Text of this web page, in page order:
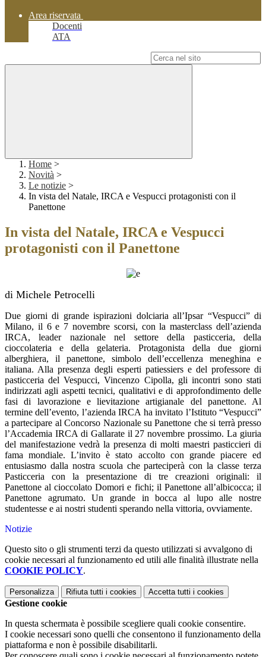
Area riservata
Docenti
ATA
Home >
Novità >
Le notizie >
In vista del Natale, IRCA e Vespucci protagonisti con il
Panettone
In vista del Natale, IRCA e Vespucci
protagonisti con il Panettone
di Michele Petrocelli
Due giorni di grande ispirazioni dolciaria all’Ipsar “Vespucci” di
Milano, il 6 e 7 novembre scorsi, con la masterclass dell’azienda
IRCA, leader nazionale nel settore della pasticceria, della
cioccolateria e della gelateria. Protagonista della due giorni
alberghiera, il panettone, simbolo dell’eccellenza meneghina e
italiana. Alla presenza degli esperti patiessiers e del professore di
pasticceria del Vespucci, Vincenzo Cipolla, gli incontri sono stati
indirizzati agli aspetti tecnici, qualitativi e di approfondimento delle
fasi di lavorazione e lievitazione artigianale del panettone. Al
termine dell’evento, l’azienda IRCA ha invitato l’Istituto “Vespucci”
a partecipare al Concorso Nazionale su Panettone che si terrà presso
l’Accademia IRCA di Gallarate il 27 novembre prossimo. La giuria
del manifestazione vedrà la presenza di molti maestri pasticcieri di
fama mondiale. L’invito è stato accolto con grande piacere ed
entusiasmo dalla nostra scuola che parteciperà con la classe terza
Pasticceria con la presentazione di tre creazioni originali: il
Panettone al cioccolato Domori e fichi; il Panettone all’albicocca; il
Panettone agrumato. Un grande in bocca al lupo alle nostre
studentesse e ai nostri studenti sperando nella vittoria, ovviamente.
Notizie
Questo sito o gli strumenti terzi da questo utilizzati si avvalgono di
cookie necessari al funzionamento ed utili alle finalità illustrate nella
COOKIE POLICY.
Personalizza Rifiuta tutti i cookies Accetta tutti i cookies
Gestione cookie
In questa schermata è possibile scegliere quali cookie consentire.
I cookie necessari sono quelli che consentono il funzionamento della
piattaforma e non è possibile disabilitarli.